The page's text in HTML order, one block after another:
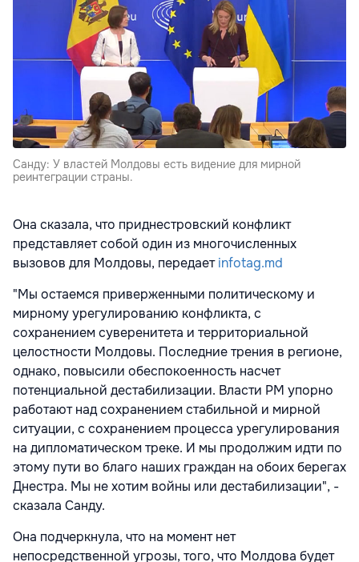
Санду: У властей Молдовы есть видение для мирной
реинтеграции страны.
Она сказала, что приднестровский конфликт
представляет собой один из многочисленных
вызовов для Молдовы, передаетinfotag.md
"Мы остаемся приверженными политическому и
мирному урегулированию конфликта, с
сохранением суверенитета и территориальной
целостности Молдовы. Последние трения в регионе,
однако, повысили обеспокоенность насчет
потенциальной дестабилизации. Власти РМ упорно
работают над сохранением стабильной и мирной
ситуации, с сохранением процесса урегулирования
на дипломатическом треке. И мы продолжим идти по
этому пути во благо наших граждан на обоих берегах
Днестра. Мы не хотим войны или дестабилизации", -
сказала Санду.
Она подчеркнула, что на момент нет
непосредственной угрозы, того, что Молдова будет